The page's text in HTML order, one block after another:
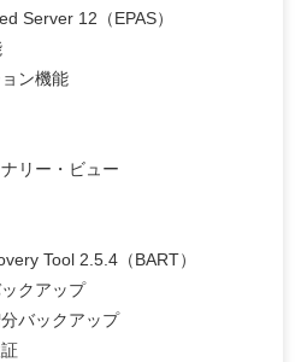
Server 12（EPAS）
ン機能
リー・ビュー
Tool 2.5.4（BART）
クアップ
バックアップ